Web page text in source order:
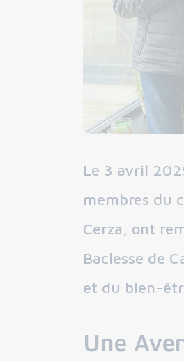
Le 3 avril
membres du
Cerza, ont
Baclesse de
et du bien-
Une